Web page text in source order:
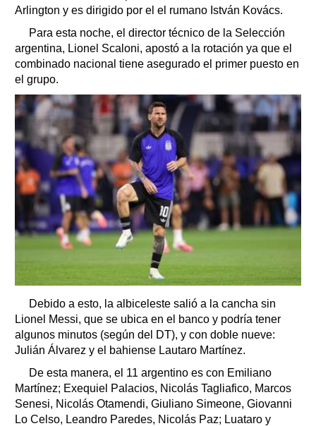
Arlington y es dirigido por el el rumano István Kovács.
Para esta noche, el director técnico de la Selección
argentina, Lionel Scaloni, apostó a la rotación ya que el
combinado nacional tiene asegurado el primer puesto en
el grupo.
Debido a esto, la albiceleste salió a la cancha sin
Lionel Messi, que se ubica en el banco y podría tener
algunos minutos (según del DT), y con doble nueve:
Julián Álvarez y el bahiense Lautaro Martínez.
De esta manera, el 11 argentino es con Emiliano
Martínez; Exequiel Palacios, Nicolás Tagliafico, Marcos
Senesi, Nicolás Otamendi, Giuliano Simeone, Giovanni
Lo Celso, Leandro Paredes, Nicolás Paz; Luataro y